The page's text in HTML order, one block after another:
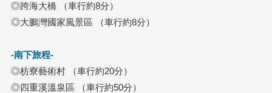
◎跨海大橋 （車行約8分）
◎大鵬灣國家風景區 （車行約8分）
-南下旅程-
◎枋寮藝術村 （車行約20分）
◎四重溪溫泉區 （車行約50分）